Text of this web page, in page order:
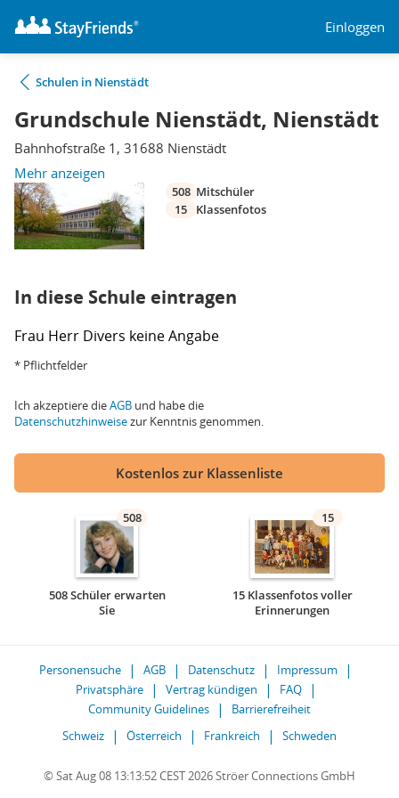
Einloggen
Schulen in Nienstädt
Grundschule Nienstädt, Nienstädt
Bahnhofstraße 1, 31688 Nienstädt
Mehr anzeigen
508 Mitschüler
15
Klassenfotos
In diese Schule eintragen
Frau Herr Divers keine Angabe
* Pflichtfelder
Ich akzeptiere dieAGB und habe die
Datenschutzhinweisezur Kenntnis genommen.
Kostenlos zur Klassenliste
508
508 Schüler erwarten
Sie
15
15 Klassenfotos voller
Erinnerungen
Personensuche AGB Datenschutz
Impressum
Privatsphäre
Vertrag kündigen
FAQ
Community Guidelines
Barrierefreiheit
Schweiz
Österreich Frankreich Schweden
© Sat Aug 08 13:13:52 CEST 2026 Ströer Connections GmbH